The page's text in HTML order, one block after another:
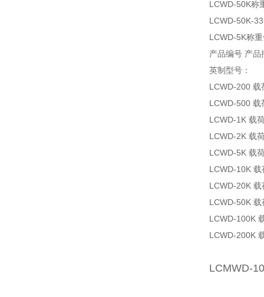
LCWD-50K称
LCWD-50K-
LCWD-5K称
产品编号 产品
英制型号：
LCWD-200 载
LCWD-500 载
LCWD-1K 载
LCWD-2K 载
LCWD-5K 载
LCWD-10K
LCWD-20K
LCWD-50K
LCWD-100K
LCWD-200K
LCMWD-